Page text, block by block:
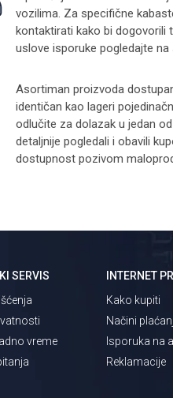
vozilima. Za specifične
kontaktirati kako bi dogovorili
uslove isporuke pogledajte
Asortiman proizvoda
identičan kao lageri
odlučite za dolazak u jedan
detaljnije pogledali i obavili
dostupnost pozivom
SERVIS
vreme
INTERNET
Kako kupiti
Načini
Isporuka na
Reklamacije